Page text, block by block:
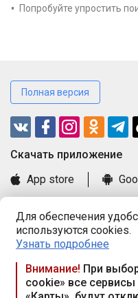
Для обеспечения
используются cookies.
Узнать подробнее
Внимание! При
cookie» все
Попробуйте упростить
Полная версия
Cкачать приложение
App store
Книга замечаний и
Правила и документы
Praca.by © 2000—2026,
Республика Беларусь,
117а, пом. № 9.